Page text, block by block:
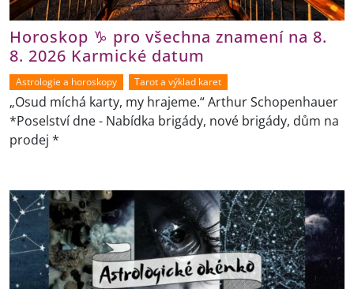
Horoskop ♑ pro všechna znamení na 8.
8. 2026 Karmické datum
Astrologie a horoskopy Tarot a výklad karet
„Osud míchá karty, my hrajeme.“ Arthur Schopenhauer
*Poselství dne - Nabídka brigády, nové brigády, dům na
prodej *